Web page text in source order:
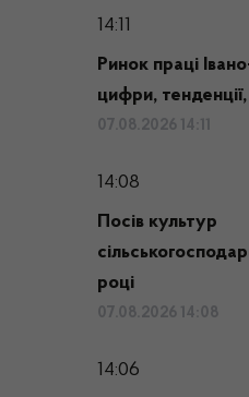
14:11
Ринок праці
цифри,
07.08.2026 14:11
14:08
Посів культур
році
07.08.2026 14:08
14:06